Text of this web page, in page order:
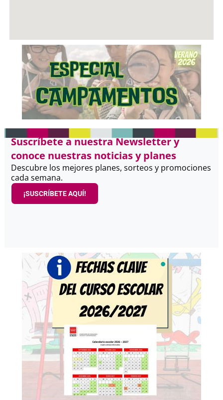
Suscríbete a nuestra Newsletter y
conoce nuestras noticias y planes
Descubre los mejores planes, sorteos y promociones
cada semana.
¡SUSCRÍBETE AQUÍ!